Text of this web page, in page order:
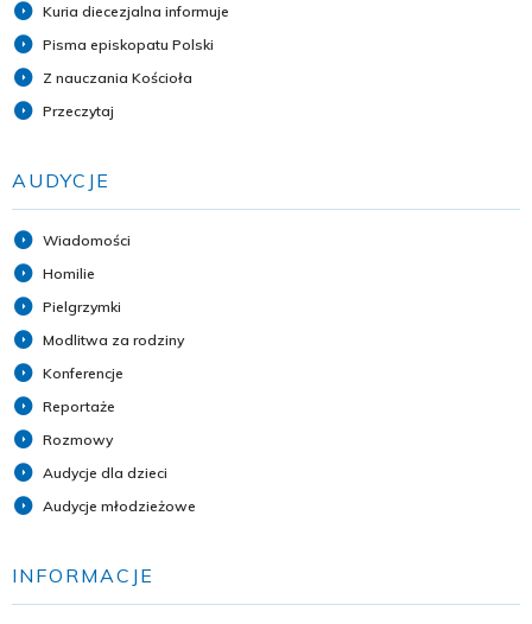
Kuria diecezjalna informuje
Pisma episkopatu Polski
Z nauczania Kościoła
Przeczytaj
AUDYCJE
Wiadomości
Homilie
Pielgrzymki
Modlitwa za rodziny
Konferencje
Reportaże
Rozmowy
Audycje dla dzieci
Audycje młodzieżowe
INFORMACJE